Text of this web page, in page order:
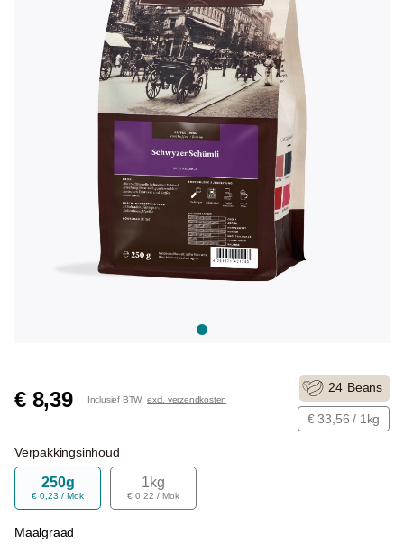
€ 8,39 Inclusief BTW. excl. verzendkosten
24 Beans
€ 33,56 / 1kg
Verpakkingsinhoud
250g
€ 0,23 / Mok
1kg
€ 0,22 / Mok
Maalgraad